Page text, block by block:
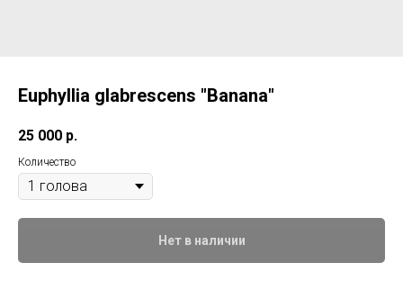
Euphyllia glabrescens "Banana"
25 000 р.
Количество
Нет в наличии